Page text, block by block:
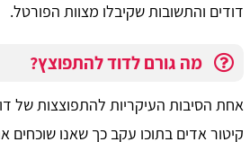
דודים והתשובות שקיבלו מצוות הפורטל.
מה גורם לדוד להתפוצץ?
אחת הסיבות העיקריות להתפוצצות של
קיטור אדים בתוכו עקב כך שאנו שוכחים